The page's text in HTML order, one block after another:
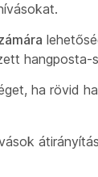
hangposta-
ha rövid